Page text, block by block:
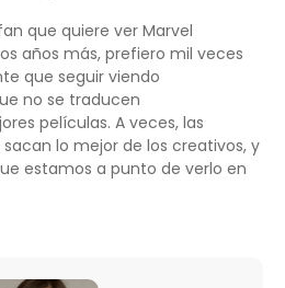
que quiere ver Marvel
años más, prefiero mil veces
que seguir viendo
no se traducen
películas. A veces, las
lo mejor de los creativos, y
estamos a punto de verlo en